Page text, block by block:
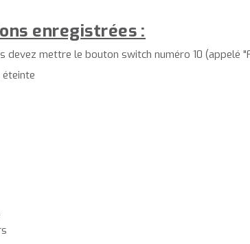
enregistrées :
mettre le bouton switch numéro 10 (appelé
éteinte